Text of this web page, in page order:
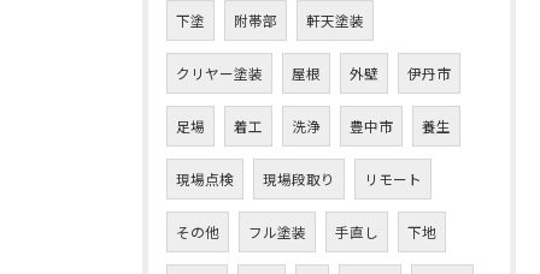
下塗 附帯部 軒天塗装
クリヤー塗装 屋根 外壁 伊丹市
足場 着工 洗浄 豊中市 養生
現場点検 現場段取り リモート
その他 フル塗装 手直し 下地